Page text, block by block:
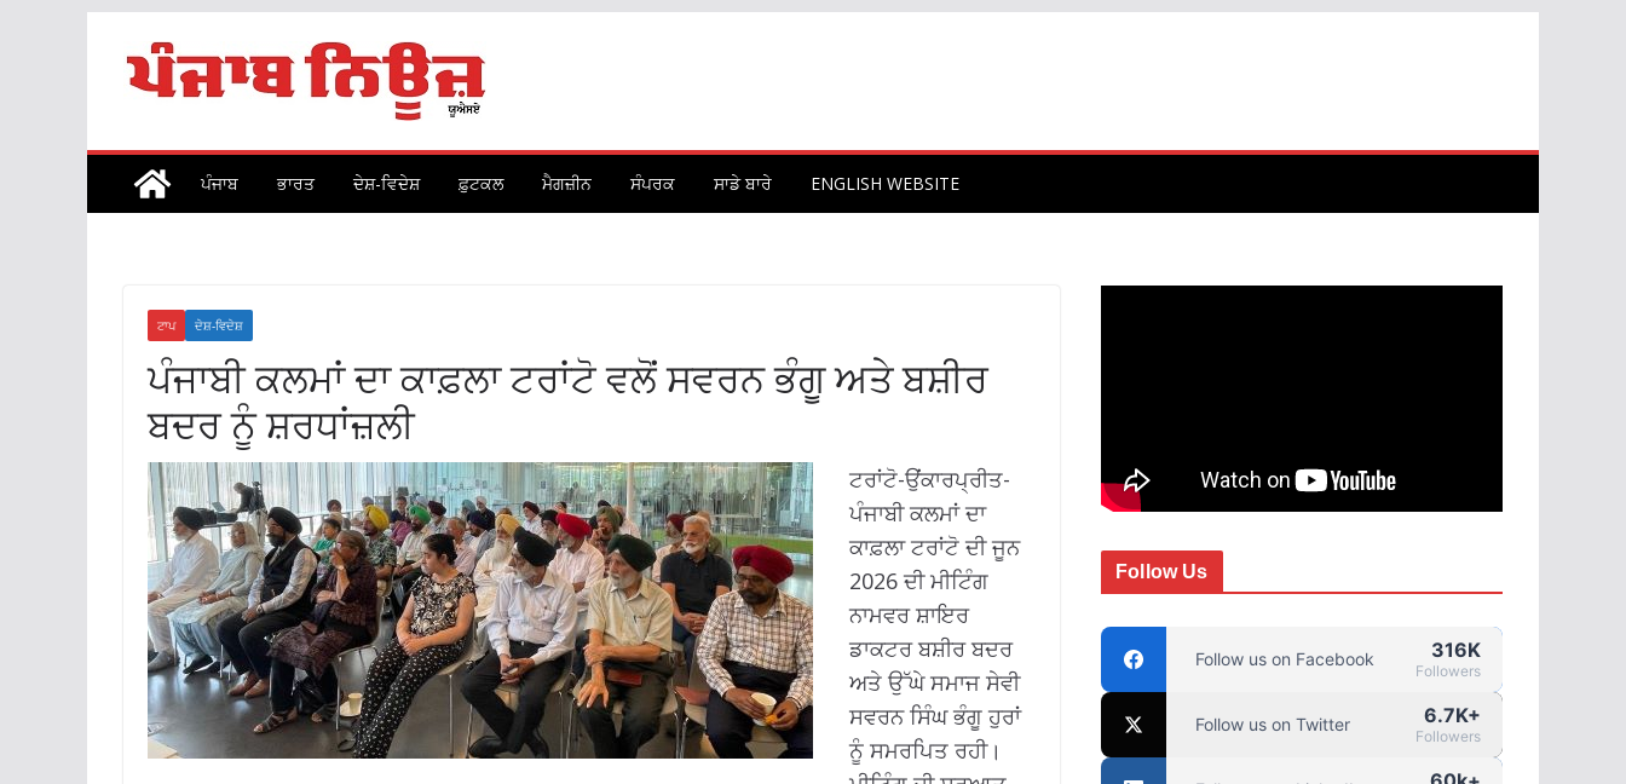
content
ਪੰਜਾਬ ਭਾਰਤ ਦੇਸ਼-ਵਿਦੇਸ਼ ਫ਼ੁਟਕਲ ਮੈਗਜ਼ੀਨ ਸੰਪਰਕ ਸਾਡੇ ਬਾਰੇ ENGLISH WEBSITE
ਟਾਪ ਦੇਸ਼-ਵਿਦੇਸ਼
ਪੰਜਾਬੀ ਕਲਮਾਂ ਦਾ ਕਾਫ਼ਲਾ ਟਰਾਂਟੋ ਵਲੋਂ ਸਵਰਨ ਭੰਗੂ ਅਤੇ ਬਸ਼ੀਰ
ਬਦਰ ਨੂੰ ਸ਼ਰਧਾਂਜ਼ਲੀ
ਟਰਾਂਟੋ-ਉਂਕਾਰਪ੍ਰੀਤ-
ਪੰਜਾਬੀ ਕਲਮਾਂ ਦਾ
ਕਾਫ਼ਲਾ ਟਰਾਂਟੋ ਦੀ ਜੂਨ
2026 ਦੀ ਮੀਟਿੰਗ
ਨਾਮਵਰ ਸ਼ਾਇਰ
ਡਾਕਟਰ ਬਸ਼ੀਰ ਬਦਰ
ਅਤੇ ਉੱਘੇ ਸਮਾਜ ਸੇਵੀ
ਸਵਰਨ ਸਿੰਘ ਭੰਗੂ ਹੁਰਾਂ
ਨੂੰ ਸਮਰਪਿਤ ਰਹੀ।
Follow Us
Follow us on Facebook 316K
Followers
Follow us on Twitter 6.7K+
Followers